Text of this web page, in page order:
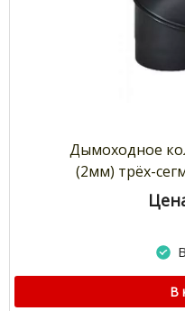
Дымоходное
(2мм) трёх-
В